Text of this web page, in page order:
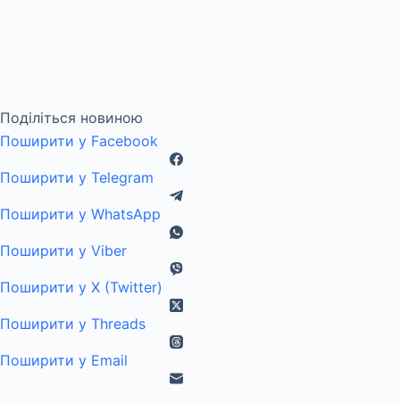
Поділіться новиною
Поширити у Facebook
Поширити у Telegram
Поширити у WhatsApp
Поширити у Viber
Поширити у X (Twitter)
Поширити у Threads
Поширити у Email